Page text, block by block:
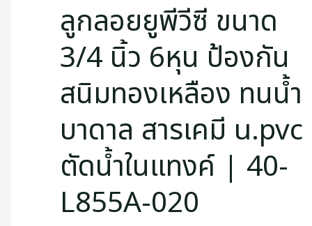
ลูกลอยยูพีวีซี ขนาด
3/4 นิ้ว 6หุน ป้องกัน
สนิมทองเหลือง ทนน้ำ
บาดาล สารเคมี u.pvc
ตัดน้ำในแทงค์ | 40-
L855A-020